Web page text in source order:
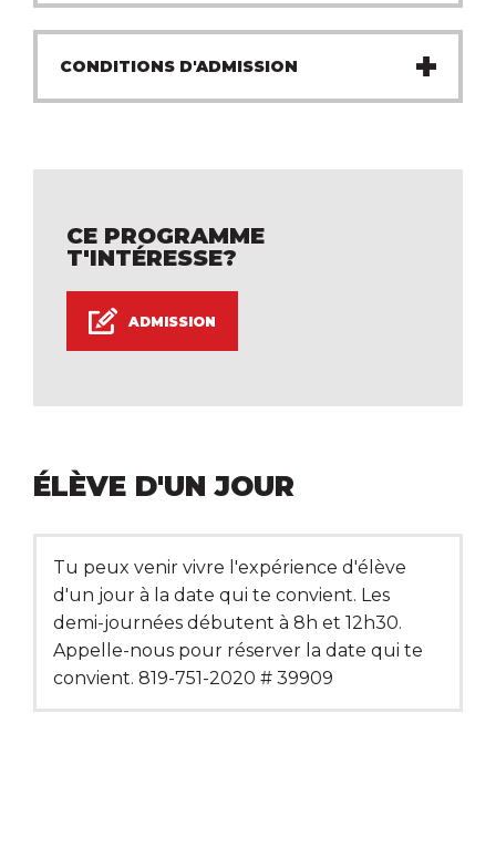
CONDITIONS D'ADMISSION
CE PROGRAMME
T'INTÉRESSE?
ADMISSION
ÉLÈVE D'UN JOUR
Tu peux venir vivre l'expérience d'élève
d'un jour à la date qui te convient. Les
demi-journées débutent à 8h et 12h30.
Appelle-nous pour réserver la date qui te
convient. 819-751-2020 # 39909